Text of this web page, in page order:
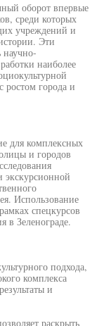
оборот впервые
среди которых
учреждений и
Эти
научно-
наиболее
ростом города и
для комплексных
и городов
экскурсионной
Использование
спецкурсов
в Зеленограде.
подхода,
комплекса
и
раскрыть